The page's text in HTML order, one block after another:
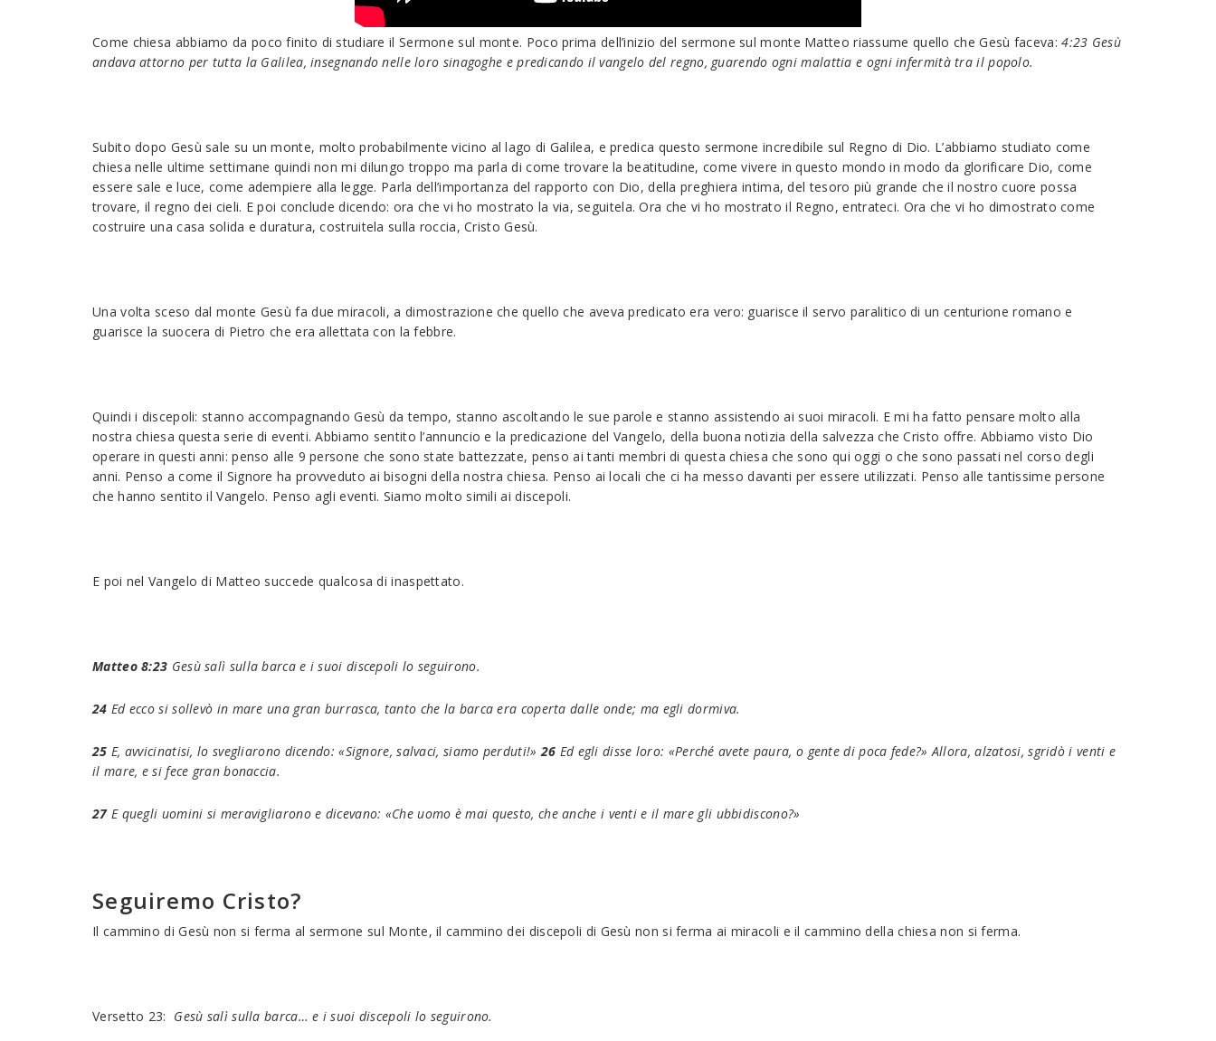
Come chiesa abbiamo da poco finito di studiare il Sermone sul monte. Poco prima dell’inizio del sermone sul monte Matteo riassume quello che Gesù faceva:4:23 Gesù
andava attorno per tutta la Galilea, insegnando nelle loro sinagoghe e predicando il vangelo del regno, guarendo ogni malattia e ogni infermità tra il popolo.
Subito dopo Gesù sale su un monte, molto probabilmente vicino al lago di Galilea, e predica questo sermone incredibile sul Regno di Dio. L’abbiamo studiato come
chiesa nelle ultime settimane quindi non mi dilungo troppo ma parla di come trovare la beatitudine, come vivere in questo mondo in modo da glorificare Dio, come
essere sale e luce, come adempiere alla legge. Parla dell’importanza del rapporto con Dio, della preghiera intima, del tesoro più grande che il nostro cuore possa
trovare, il regno dei cieli. E poi conclude dicendo: ora che vi ho mostrato la via, seguitela. Ora che vi ho mostrato il Regno, entrateci. Ora che vi ho dimostrato come
costruire una casa solida e duratura, costruitela sulla roccia, Cristo Gesù.
Una volta sceso dal monte Gesù fa due miracoli, a dimostrazione che quello che aveva predicato era vero: guarisce il servo paralitico di un centurione romano e
guarisce la suocera di Pietro che era allettata con la febbre.
Quindi i discepoli: stanno accompagnando Gesù da tempo, stanno ascoltando le sue parole e stanno assistendo ai suoi miracoli. E mi ha fatto pensare molto alla
nostra chiesa questa serie di eventi. Abbiamo sentito l’annuncio e la predicazione del Vangelo, della buona notizia della salvezza che Cristo offre. Abbiamo visto Dio
operare in questi anni: penso alle 9 persone che sono state battezzate, penso ai tanti membri di questa chiesa che sono qui oggi o che sono passati nel corso degli
anni. Penso a come il Signore ha provveduto ai bisogni della nostra chiesa. Penso ai locali che ci ha messo davanti per essere utilizzati. Penso alle tantissime persone
che hanno sentito il Vangelo. Penso agli eventi. Siamo molto simili ai discepoli.
E poi nel Vangelo di Matteo succede qualcosa di inaspettato.
Matteo 8:23 Gesù salì sulla barca e i suoi discepoli lo seguirono.
24 Ed ecco si sollevò in mare una gran burrasca, tanto che la barca era coperta dalle onde; ma egli dormiva.
25 E, avvicinatisi, lo svegliarono dicendo: «Signore, salvaci, siamo perduti!»26 Ed egli disse loro: «Perché avete paura, o gente di poca fede?» Allora, alzatosi, sgridò i venti e
il mare, e si fece gran bonaccia.
27 E quegli uomini si meravigliarono e dicevano: «Che uomo è mai questo, che anche i venti e il mare gli ubbidiscono?»
Seguiremo Cristo?
Il cammino di Gesù non si ferma al sermone sul Monte, il cammino dei discepoli di Gesù non si ferma ai miracoli e il cammino della chiesa non si ferma.
Versetto 23: Gesù salì sulla barca… e i suoi discepoli lo seguirono.